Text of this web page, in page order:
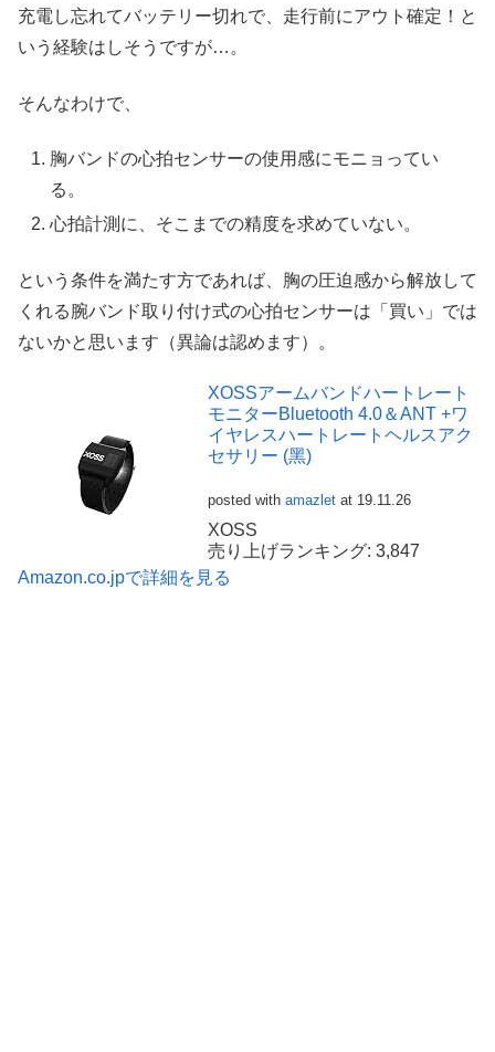
充電し忘れてバッテリー切れで、走行前にアウト確定！と
いう経験はしそうですが…。
そんなわけで、
胸バンドの心拍センサーの使用感にモニョってい
る。
心拍計測に、そこまでの精度を求めていない。
という条件を満たす方であれば、胸の圧迫感から解放して
くれる腕バンド取り付け式の心拍センサーは「買い」では
ないかと思います（異論は認めます）。
XOSSアームバンドハートレート
モニターBluetooth 4.0＆ANT +ワ
イヤレスハートレートヘルスアク
セサリー (黑)
posted with amazlet at 19.11.26
XOSS
売り上げランキング: 3,847
Amazon.co.jpで詳細を見る